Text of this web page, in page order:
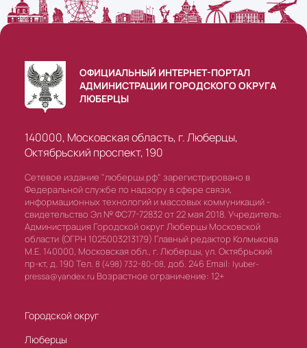
ОФИЦИАЛЬНЫЙ ИНТЕРНЕТ-ПОРТАЛ
АДМИНИСТРАЦИИ ГОРОДСКОГО ОКРУГА
ЛЮБЕРЦЫ
140000, Московская область, г. Люберцы,
Октябрьский проспект, 190
Сетевое издание "люберцы.рф" зарегистрировано в
Федеральной службе по надзору в сфере связи,
информационных технологий и массовых коммуникаций -
свидетельство Эл № ФС77-72832 от 22 мая 2018. Учредитель:
Администрация Городской округ Люберцы Московской
области (ОГРН 1025003213179) Главный редактор Колмыкова
М.Е. 140000, Московская обл., г. Люберцы, ул. Октябрьский
пр-кт, д. 190 Тел. 8 (498) 732-80-08, доб. 246 Email: lyuber-
pressa@yandex.ru Возрастное ограничение: 12+
Городской округ
Люберцы